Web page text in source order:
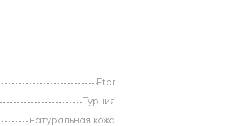
Etor
Турция
натуральная кожа